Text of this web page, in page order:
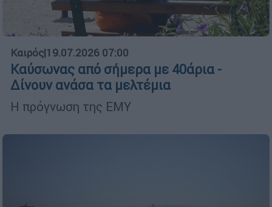
Καιρός|19.07.2026 07:00
Καύσωνας από σήμερα με 40άρια -
Δίνουν ανάσα τα μελτέμια
Η πρόγνωση της ΕΜΥ